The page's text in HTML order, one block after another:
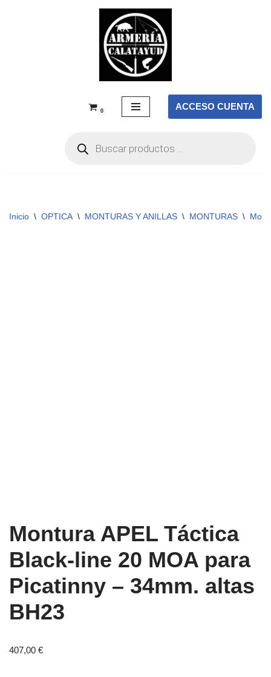
0 ACCESO CUENTA
Inicio \ OPTICA \ MONTURAS Y ANILLAS \ MONTURAS \
Montura APEL Táctica
Black-line 20 MOA para
Picatinny – 34mm. altas
BH23
407,00 €